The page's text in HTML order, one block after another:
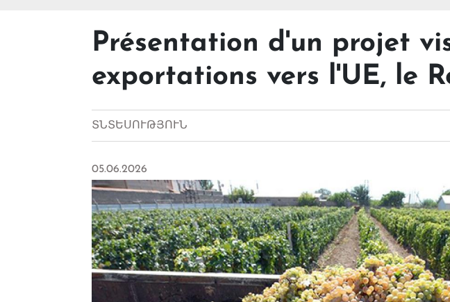
Présentation d'un projet
exportations vers l'UE, le
ՏՆՏԵՍՈՒԹՅՈՒՆ
05.06.2026